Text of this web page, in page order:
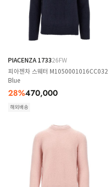
PIACENZA 173326FW
피아젠차 스웨터 M1050001016CC032
Blue
28%470,000
해외배송